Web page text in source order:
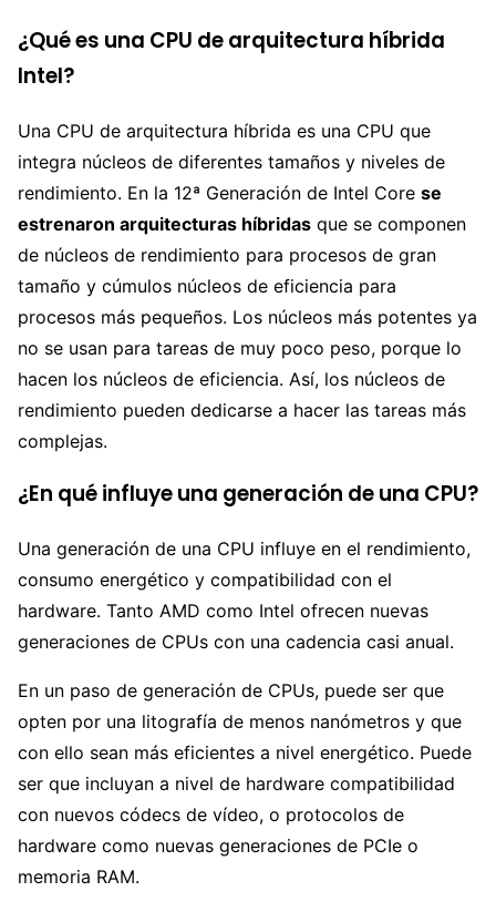
¿Qué es una CPU de arquitectura híbrida
Intel?
Una CPU de arquitectura híbrida es una CPU que
integra núcleos de diferentes tamaños y niveles de
rendimiento. En la 12ª Generación de Intel Core se
estrenaron arquitecturas híbridas que se componen
de núcleos de rendimiento para procesos de gran
tamaño y cúmulos núcleos de eficiencia para
procesos más pequeños. Los núcleos más potentes ya
no se usan para tareas de muy poco peso, porque lo
hacen los núcleos de eficiencia. Así, los núcleos de
rendimiento pueden dedicarse a hacer las tareas más
complejas.
¿En qué influye una generación de una CPU?
Una generación de una CPU influye en el rendimiento,
consumo energético y compatibilidad con el
hardware. Tanto AMD como Intel ofrecen nuevas
generaciones de CPUs con una cadencia casi anual.
En un paso de generación de CPUs, puede ser que
opten por una litografía de menos nanómetros y que
con ello sean más eficientes a nivel energético. Puede
ser que incluyan a nivel de hardware compatibilidad
con nuevos códecs de vídeo, o protocolos de
hardware como nuevas generaciones de PCIe o
memoria RAM.